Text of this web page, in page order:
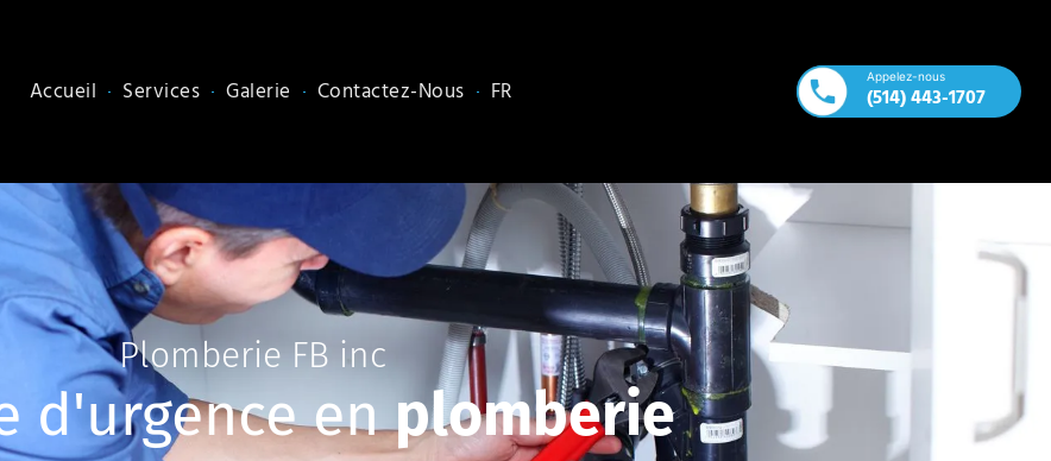
Accueil Services Galerie Contactez-Nous FR Appelez-nous
(514) 443-1707
Plomberie FB inc
d'urgence enplomberie